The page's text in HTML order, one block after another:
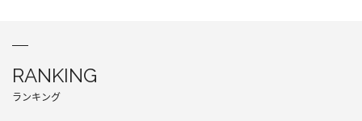
RANKING
ランキング